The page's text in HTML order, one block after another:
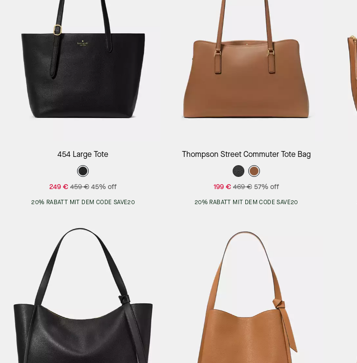
Add to Bag
454 Large Tote
249 € 459 € 45% off
20% RABATT MIT DEM CODE SAVE20
Add to Bag
Thompson Street Commuter Tote Bag
199 € 469 € 57% off
20% RABATT MIT DEM CODE SAVE20